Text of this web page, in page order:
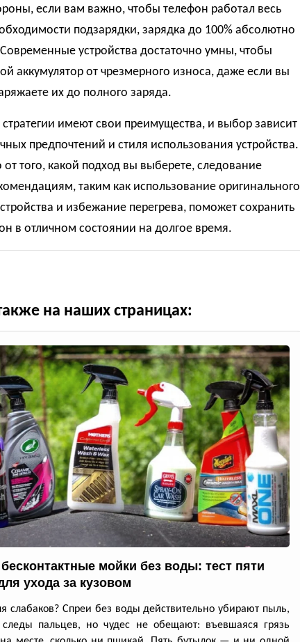
если вам важно, чтобы телефон работал весь
подзарядки, зарядка до 100% абсолютно
устройства достаточно умны, чтобы
аккумулятор от чрезмерного износа, даже если вы
их до полного заряда.
стратегии имеют свои преимущества, и выбор зависит
предпочтений и стиля использования устройства.
того, какой подход вы выберете, следование
таким как использование оригинального
и избежание перегрева, поможет сохранить
в отличном состоянии на долгое время.
на наших страницах:
мойки без воды: тест пяти
ухода за кузовом
слабаков? Спреи без воды действительно убирают пыль,
пальцев, но чудес не обещают: въевшаяся грязь